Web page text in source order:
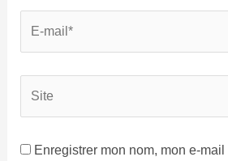
Enregistrer mon nom, mon e-